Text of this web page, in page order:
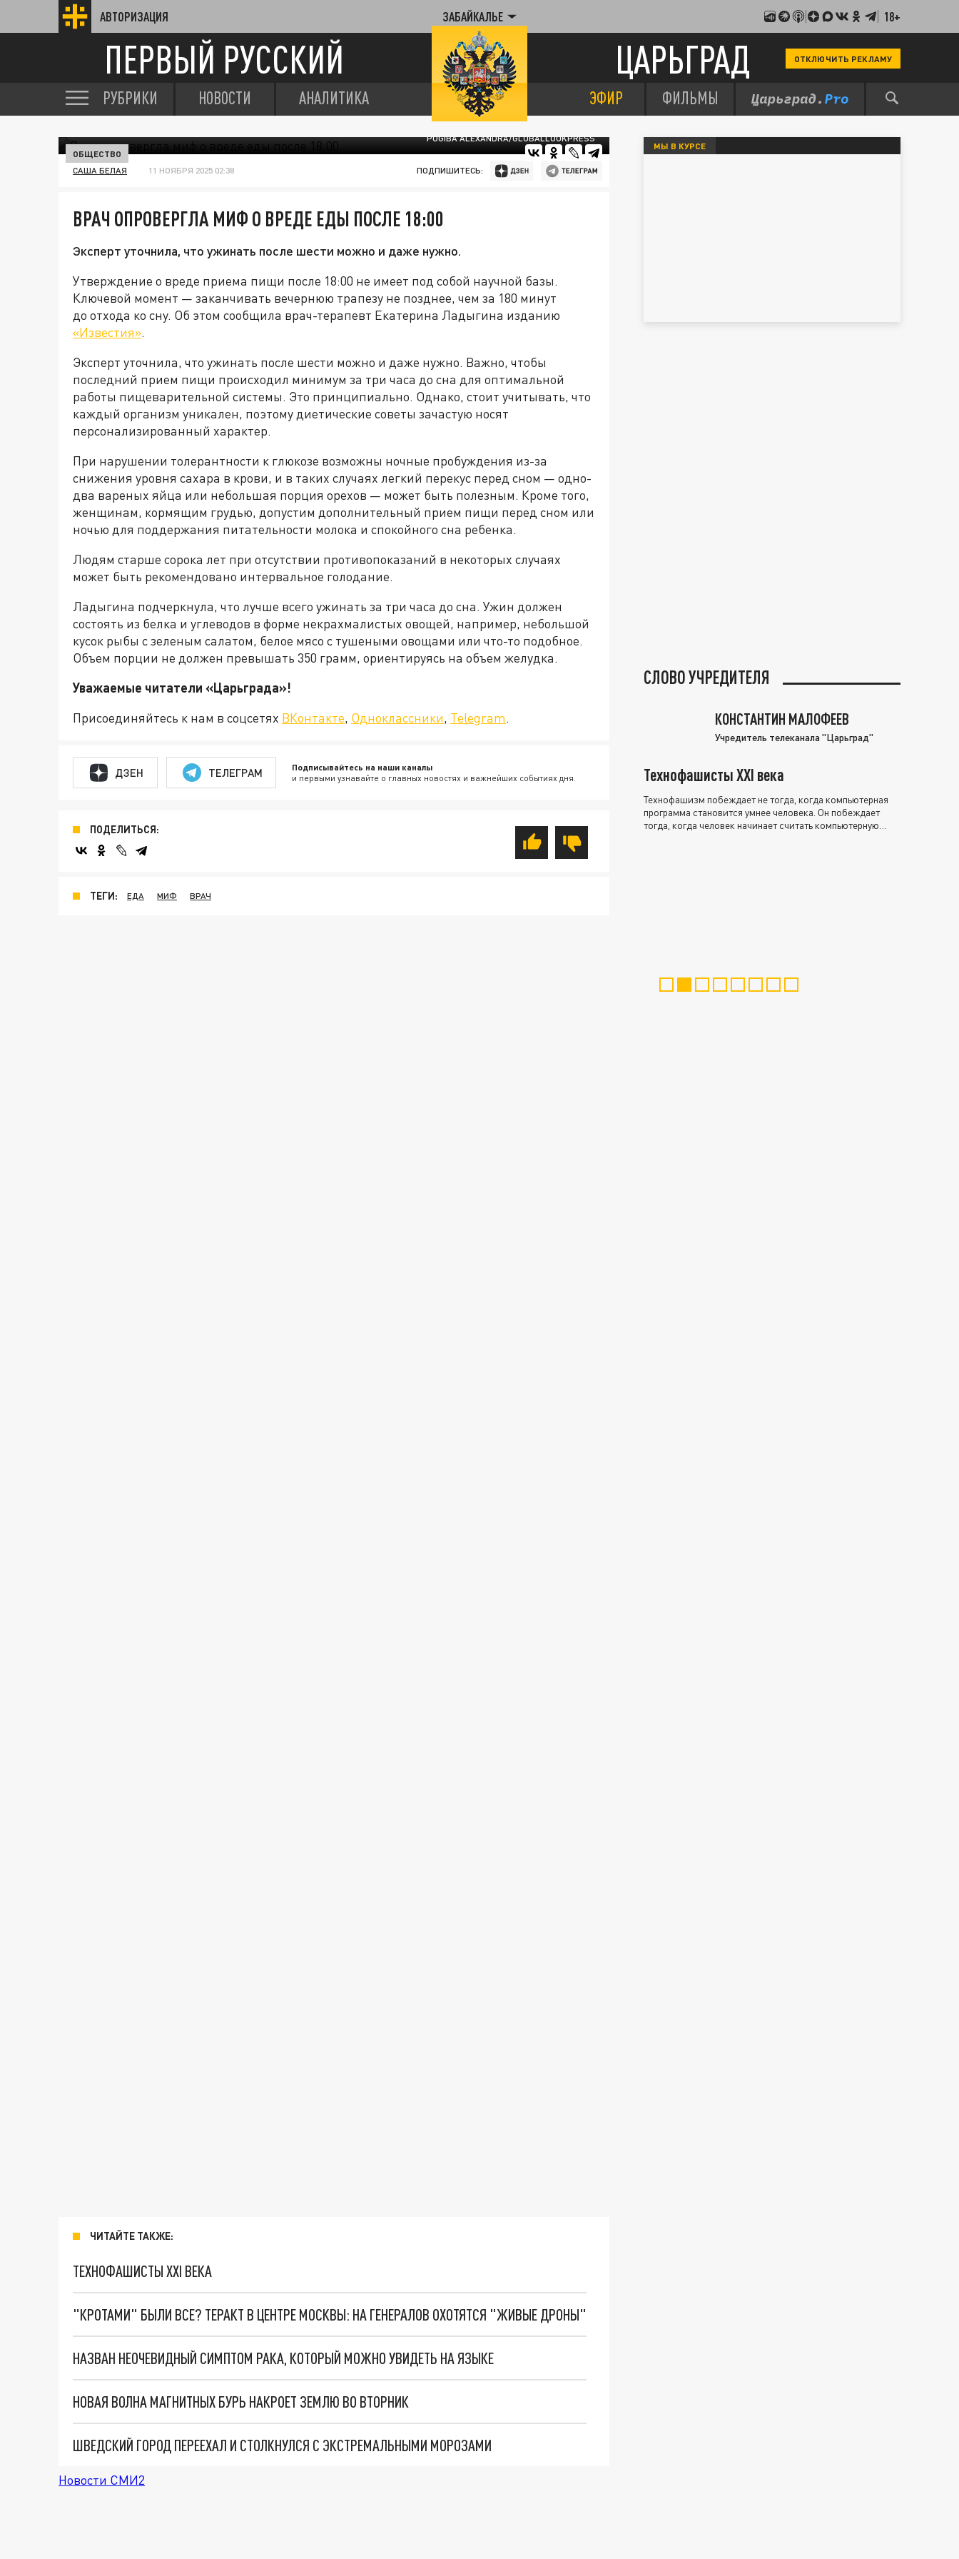
АВТОРИЗАЦИЯ ЗАБАЙКАЛЬЕ 18+
ПЕРВЫЙ РУССКИЙ ЦАРЬГРАД ОТКЛЮЧИТЬ РЕКЛАМУ
РУБРИКИ НОВОСТИ АНАЛИТИКА ЭФИР ФИЛЬМЫ
POGIBA ALEXANDRA/GLOBALLOOKPRESS
ОБЩЕСТВО
САША БЕЛАЯ 11 НОЯБРЯ 2025 02:38 ПОДПИШИТЕСЬ:
ВРАЧ ОПРОВЕРГЛА МИФ О ВРЕДЕ ЕДЫ ПОСЛЕ 18:00
Эксперт уточнила, что ужинать после шести можно и даже нужно.
Утверждение о вреде приема пищи после 18:00 не имеет под собой научной базы.
Ключевой момент — заканчивать вечернюю трапезу не позднее, чем за 180 минут
до отхода ко сну. Об этом сообщила врач-терапевт Екатерина Ладыгина изданию
«Известия».
Эксперт уточнила, что ужинать после шести можно и даже нужно. Важно, чтобы
последний прием пищи происходил минимум за три часа до сна для оптимальной
работы пищеварительной системы. Это принципиально. Однако, стоит учитывать, что
каждый организм уникален, поэтому диетические советы зачастую носят
персонализированный характер.
При нарушении толерантности к глюкозе возможны ночные пробуждения из-за
снижения уровня сахара в крови, и в таких случаях легкий перекус перед сном — одно-
два вареных яйца или небольшая порция орехов — может быть полезным. Кроме того,
женщинам, кормящим грудью, допустим дополнительный прием пищи перед сном или
ночью для поддержания питательности молока и спокойного сна ребенка.
Людям старше сорока лет при отсутствии противопоказаний в некоторых случаях
может быть рекомендовано интервальное голодание.
Ладыгина подчеркнула, что лучше всего ужинать за три часа до сна. Ужин должен
состоять из белка и углеводов в форме некрахмалистых овощей, например, небольшой
кусок рыбы с зеленым салатом, белое мясо с тушеными овощами или что-то подобное.
Объем порции не должен превышать 350 грамм, ориентируясь на объем желудка.
Уважаемые читатели «Царьграда»!
Присоединяйтесь к нам в соцсетях ВКонтакте, Одноклассники, Telegram.
ДЗЕН ТЕЛЕГРАМ Подписывайтесь на наши каналы
и первыми узнавайте о главных новостях и важнейших событиях дня.
ПОДЕЛИТЬСЯ:
ТЕГИ: ЕДА МИФ ВРАЧ
ЧИТАЙТЕ ТАКЖЕ:
ТЕХНОФАШИСТЫ XXI ВЕКА
"КРОТАМИ" БЫЛИ ВСЕ? ТЕРАКТ В ЦЕНТРЕ МОСКВЫ: НА ГЕНЕРАЛОВ ОХОТЯТСЯ "ЖИВЫЕ ДРОНЫ"
НАЗВАН НЕОЧЕВИДНЫЙ СИМПТОМ РАКА, КОТОРЫЙ МОЖНО УВИДЕТЬ НА ЯЗЫКЕ
НОВАЯ ВОЛНА МАГНИТНЫХ БУРЬ НАКРОЕТ ЗЕМЛЮ ВО ВТОРНИК
ШВЕДСКИЙ ГОРОД ПЕРЕЕХАЛ И СТОЛКНУЛСЯ С ЭКСТРЕМАЛЬНЫМИ МОРОЗАМИ
Новости СМИ2
МЫ В КУРСЕ
СЛОВО УЧРЕДИТЕЛЯ
КОНСТАНТИН МАЛОФЕЕВ
Учредитель телеканала "Царьград"
Технофашисты XXI века
Технофашизм побеждает не тогда, когда компьютерная
программа становится умнее человека. Он побеждает
тогда, когда человек начинает считать компьютерную